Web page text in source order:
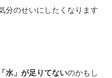
分のせいにしたくなります
「水」が足りてないのかもし